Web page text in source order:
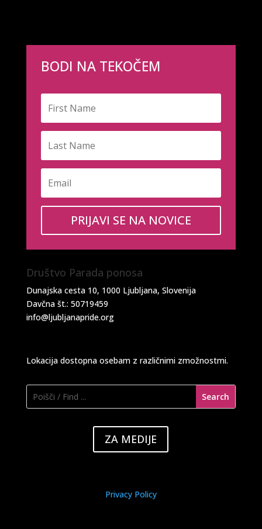
BODI NA TEKOČEM
PRIJAVI SE NA NOVICE
Društvo Parada ponosa
Dunajska cesta 10, 1000 Ljubljana, Slovenija
Davčna št.: 50719459
info@ljubljanapride.org
Lokacija dostopna osebam z različnimi zmožnostmi.
ZA MEDIJE
Privacy Policy